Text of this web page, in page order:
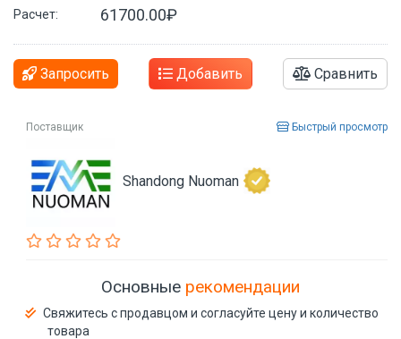
Расчет: 61700.00₽
Запросить Добавить Сравнить
Поставщик Быстрый просмотр
Shandong Nuoman
Основные рекомендации
Свяжитесь с продавцом и согласуйте цену и количество
товара